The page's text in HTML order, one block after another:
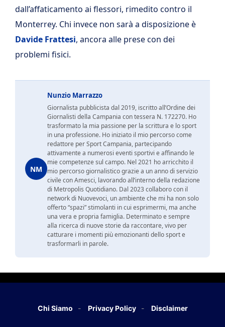
dall’affaticamento ai flessori, rimedito contro il
Monterrey. Chi invece non sarà a disposizione è
Davide Frattesi, ancora alle prese con dei
problemi fisici.
NM
Nunzio Marrazzo
Giornalista pubblicista dal 2019, iscritto all’Ordine dei
Giornalisti della Campania con tessera N. 172270. Ho
trasformato la mia passione per la scrittura e lo sport
in una professione. Ho iniziato il mio percorso come
redattore per Sport Campania, partecipando
attivamente a numerosi eventi sportivi e affinando le
mie competenze sul campo. Nel 2021 ho arricchito il
mio percorso giornalistico grazie a un anno di servizio
civile con Amesci, lavorando all’interno della redazione
di Metropolis Quotidiano. Dal 2023 collaboro con il
network di Nuovevoci, un ambiente che mi ha non solo
offerto “spazi” stimolanti in cui esprimermi, ma anche
una vera e propria famiglia. Determinato e sempre
alla ricerca di nuove storie da raccontare, vivo per
catturare i momenti più emozionanti dello sport e
trasformarli in parole.
Chi Siamo Privacy Policy Disclaimer